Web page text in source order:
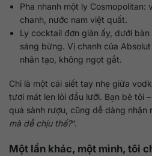
Pha nhanh một ly Cosmopolitan:
chanh, nước nam việt quất.
Ly cocktail đơn giản ấy, dưới
sáng bừng. Vị chanh của
nhân tạo, không ngọt gắt.
Chỉ là một cái siết tay nhẹ giữa
tươi mát len lỏi đầu lưỡi. Bạn bè tôi
quá sành rượu, cũng dễ dàng nhận
mà dễ chịu thế?“.
Một lần khác, một mình, tôi